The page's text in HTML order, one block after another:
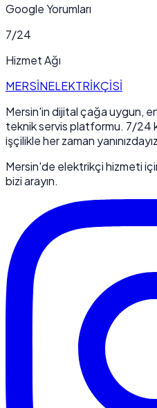
Google Yorumları
7/24
Hizmet Ağı
MERSİNELEKTRİKÇİSİ
Mersin'in dijital çağa uygun,
teknik servis platformu. 7/24
işçilikle her zaman
Mersin'de elektrikçi hizmeti
bizi arayın.